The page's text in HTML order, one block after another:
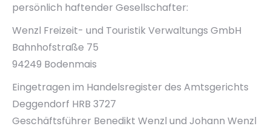
persönlich haftender Gesellschafter:
Wenzl Freizeit- und Touristik Verwaltungs GmbH
Bahnhofstraße 75
94249 Bodenmais
Eingetragen im Handelsregister des Amtsgerichts
Deggendorf HRB 3727
Geschäftsführer Benedikt Wenzl und Johann Wenzl